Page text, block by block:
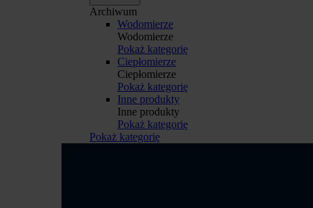
Archiwum
Wodomierze
Wodomierze
Pokaż kategorię
Ciepłomierze
Ciepłomierze
Pokaż kategorię
Inne produkty
Inne produkty
Pokaż kategorię
Pokaż kategorię